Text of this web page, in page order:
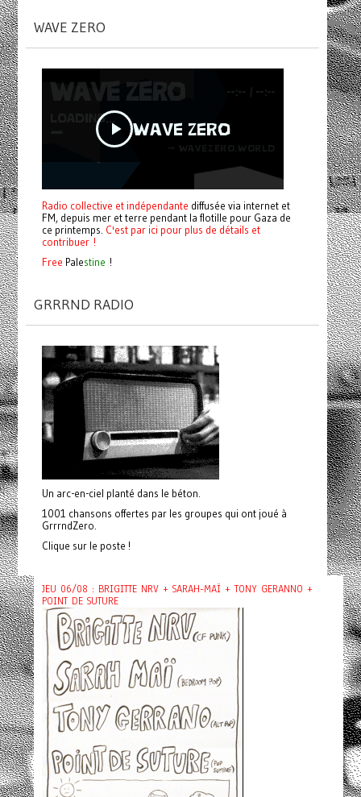
WAVE ZERO
Radio collective et indépendante diffusée via internet et
FM, depuis mer et terre pendant la flotille pour Gaza de
ce printemps. C'est par ici pour plus de détails et
contribuer !
Free Palestine !
GRRRND RADIO
Un arc-en-ciel planté dans le béton.
1001 chansons offertes par les groupes qui ont joué à
GrrrndZero.
Clique sur le poste !
JEU 06/08 : BRIGITTE NRV + SARAH-MAÏ + TONY GERANNO +
POINT DE SUTURE